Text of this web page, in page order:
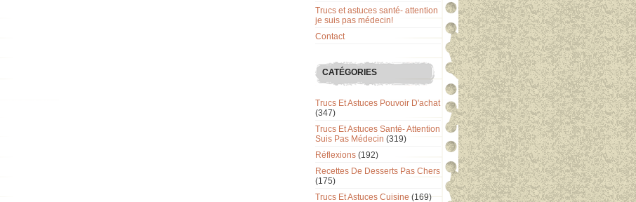
Trucs et astuces santé- attention
je suis pas médecin!
Contact
CATÉGORIES
Trucs Et Astuces Pouvoir D'achat
(347)
Trucs Et Astuces Santé- Attention
Suis Pas Médecin (319)
Réflexions (192)
Recettes De Desserts Pas Chers
(175)
Trucs Et Astuces Cuisine (169)